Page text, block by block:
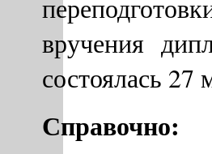
вручения
состоялась
Справочно: